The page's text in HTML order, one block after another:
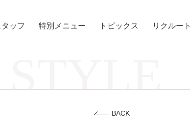
タッフ 特別メニュー トピックス リクルート
STYLE
BACK